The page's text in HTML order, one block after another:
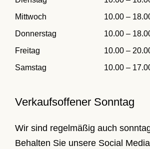
Mittwoch
10.00 –
Donnerstag
10.00 –
Freitag
10.00 –
Samstag
10.00 –
Verkaufsoffener Sonntag
Wir sind regelmäßig auch
Behalten Sie unsere Social